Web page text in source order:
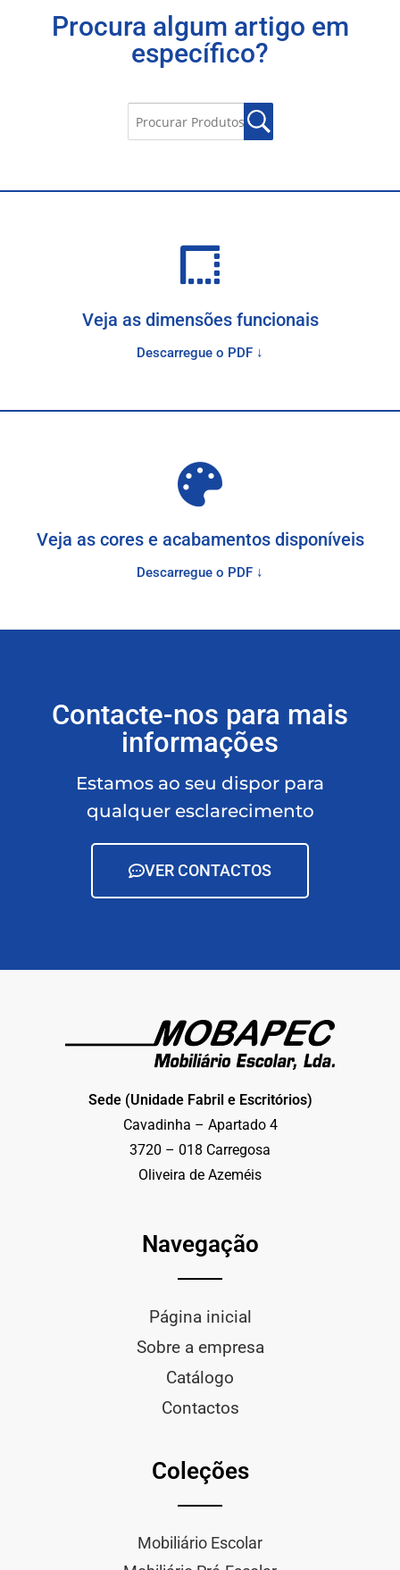
Procura algum artigo em
específico?
Veja as dimensões funcionais
Descarregue o PDF ↓
Veja as cores e acabamentos disponíveis
Descarregue o PDF ↓
Contacte-nos para mais
informações
Estamos ao seu dispor para
qualquer esclarecimento
VER CONTACTOS
Sede (Unidade Fabril e Escritórios)
Cavadinha – Apartado 4
3720 – 018 Carregosa
Oliveira de Azeméis
Navegação
Página inicial
Sobre a empresa
Catálogo
Contactos
Coleções
Mobiliário Escolar